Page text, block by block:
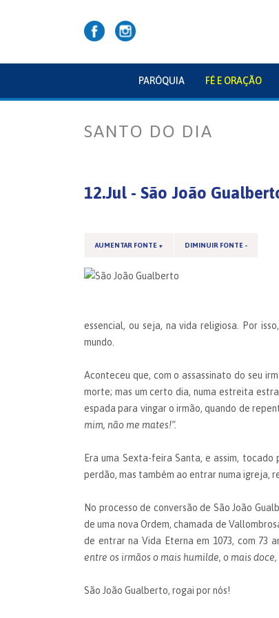
PARÓQUIA FÉ E ORAÇÃO
SANTO DO DIA
12.Jul - São João
AUMENTAR FONTE + DIMINUIR FONTE -
essencial, ou seja, na vida religiosa. Por
mundo.
Aconteceu que, com o assassinato do seu
morte; mas um certo dia, numa estreita
espada para vingar o irmão, quando de
mim, não me mates!”.
Era uma Sexta-feira Santa, e assim,
perdão, mas também ao entrar numa igreja,
No processo de conversão de São João
de uma nova Ordem, chamada de
de entrar na Vida Eterna em 1073, com 73
entre os irmãos o mais humilde, o mais
São João Gualberto, rogai por nós!